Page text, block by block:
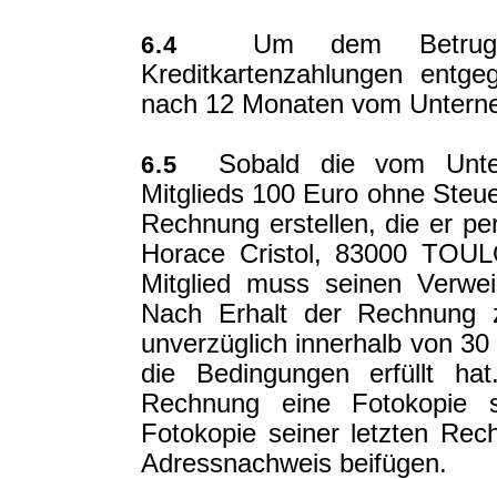
6.4 Um dem Betrug
Kreditkartenzahlungen
nach 12 Monaten vom
6.5 Sobald die vom
Mitglieds 100 Euro ohne
Rechnung erstellen, die er
Horace Cristol, 83000
Mitglied muss seinen
Nach Erhalt der Rechnung
unverzüglich innerhalb von
die Bedingungen erfüllt
Rechnung eine Fotokopie
Fotokopie seiner letzten
Adressnachweis beifügen.